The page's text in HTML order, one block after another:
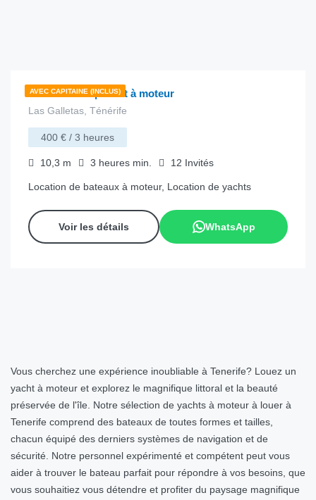
AVEC CAPITAINE (INCLUS)
Amalfi Cinco | Yacht à moteur
Las Galletas, Ténérife
400 € / 3 heures
10,3 m 3 heures min. 12 Invités
Location de bateaux à moteur, Location de yachts
Voir les détails WhatsApp
Vous cherchez une expérience inoubliable à Tenerife? Louez un
yacht à moteur et explorez le magnifique littoral et la beauté
préservée de l'île. Notre sélection de yachts à moteur à louer à
Tenerife comprend des bateaux de toutes formes et tailles,
chacun équipé des derniers systèmes de navigation et de
sécurité. Notre personnel expérimenté et compétent peut vous
aider à trouver le bateau parfait pour répondre à vos besoins, que
vous souhaitiez vous détendre et profiter du paysage magnifique